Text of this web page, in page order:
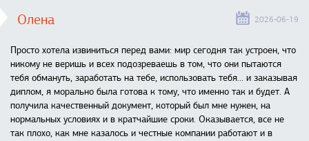
Олена 2026-06-19
Просто хотела извиниться перед вами: мир сегодня так устроен, что
никому не веришь и всех подозреваешь в том, что они пытаются
тебя обмануть, заработать на тебе, использовать тебя... и заказывая
диплом, я морально была готова к тому, что именно так и будет. А
получила качественный документ, который был мне нужен, на
нормальных условиях и в кратчайшие сроки. Оказывается, все не
так плохо, как мне казалось и честные компании работают и в